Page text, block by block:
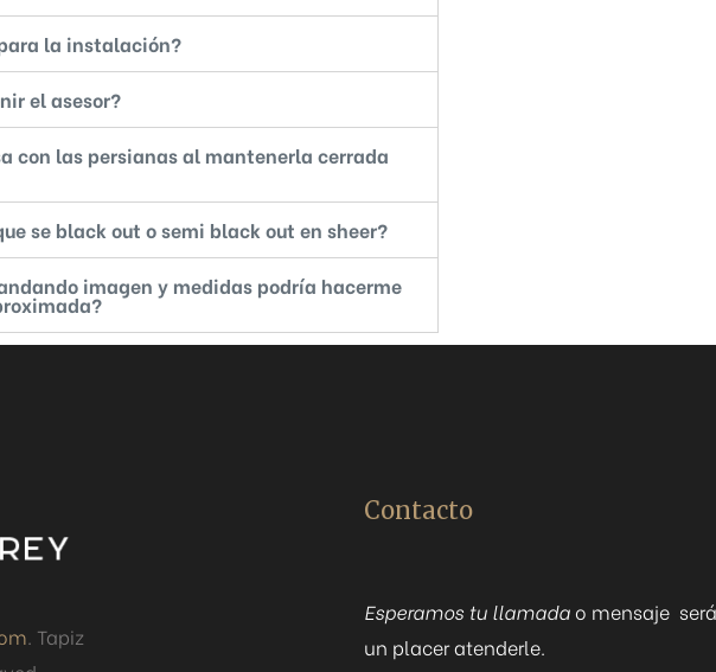
la instalación?
el asesor?
con las persianas al mantenerla cerrada
se black out o semi black out en sheer?
imagen y medidas podría hacerme
. Tapiz
Contacto
Esperamos tu llamadao mensaje será
un placer atenderle.